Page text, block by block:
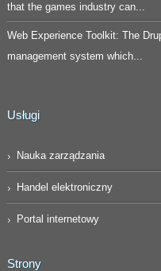
that the games industry can...
Web Experience Toolkit: The
management system which...
Usługi
Nauka zarządzania
Handel elektroniczny
Portal internetowy
Strony